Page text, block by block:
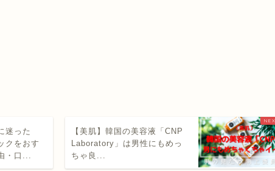
迷った
クをおす
・口...
【美肌】韓国の美容液「CNP
Laboratory」は男性にもめっ
ちゃ良...